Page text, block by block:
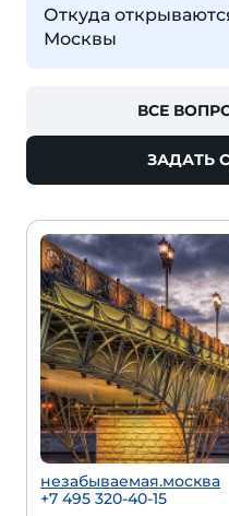
Откуда
Москвы
ВСЕ
ЗАДАТЬ
незабываемая.москва
+7 495 320-40-15